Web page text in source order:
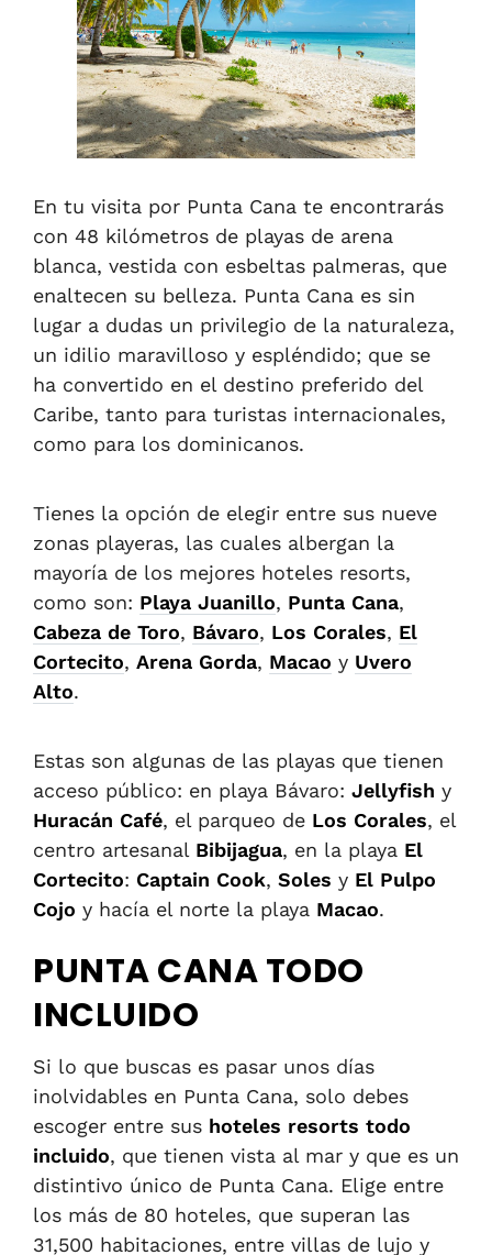
En tu visita por Punta Cana te encontrarás
con 48 kilómetros de playas de arena
blanca, vestida con esbeltas palmeras, que
enaltecen su belleza. Punta Cana es sin
lugar a dudas un privilegio de la naturaleza,
un idilio maravilloso y espléndido; que se
ha convertido en el destino preferido del
Caribe, tanto para turistas internacionales,
como para los dominicanos.
Tienes la opción de elegir entre sus nueve
zonas playeras, las cuales albergan la
mayoría de los mejores hoteles resorts,
como son: Playa Juanillo, Punta Cana,
Cabeza de Toro, Bávaro, Los Corales, El
Cortecito, Arena Gorda, Macao y Uvero
Alto.
Estas son algunas de las playas que tienen
acceso público: en playa Bávaro: Jellyfish y
Huracán Café, el parqueo de Los Corales, el
centro artesanal Bibijagua, en la playa El
Cortecito: Captain Cook, Soles y El Pulpo
Cojo y hacía el norte la playa Macao.
PUNTA CANA TODO
INCLUIDO
Si lo que buscas es pasar unos días
inolvidables en Punta Cana, solo debes
escoger entre sus hoteles resorts todo
incluido, que tienen vista al mar y que es un
distintivo único de Punta Cana. Elige entre
los más de 80 hoteles, que superan las
31,500 habitaciones, entre villas de lujo y